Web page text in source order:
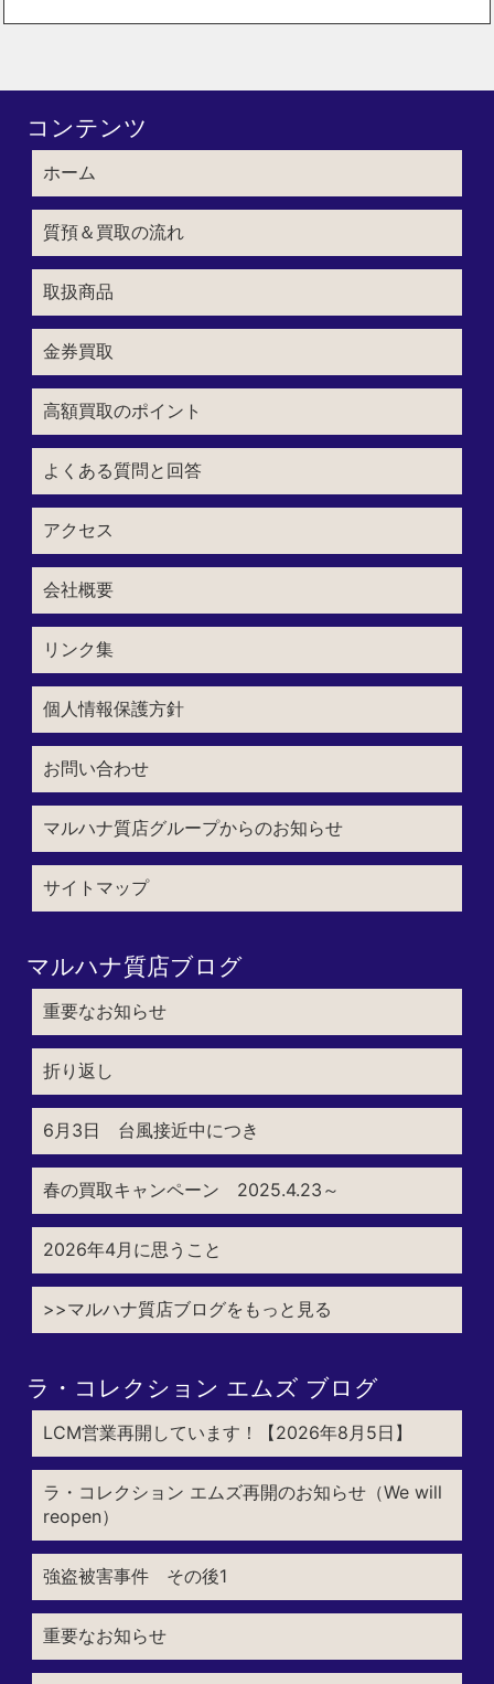
コンテンツ
ホーム
質預＆買取の流れ
取扱商品
金券買取
高額買取のポイント
よくある質問と回答
アクセス
会社概要
リンク集
個人情報保護方針
お問い合わせ
マルハナ質店グループからのお知らせ
サイトマップ
マルハナ質店ブログ
重要なお知らせ
折り返し
6月3日 台風接近中につき
春の買取キャンペーン 2025.4.23～
2026年4月に思うこと
>>マルハナ質店ブログをもっと見る
ラ・コレクション エムズ ブログ
LCM営業再開しています！【2026年8月5日】
ラ・コレクション エムズ再開のお知らせ（We will
reopen）
強盗被害事件 その後1
重要なお知らせ